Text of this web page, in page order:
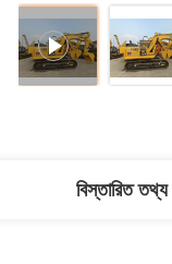
বিস্তারিত তথ্য